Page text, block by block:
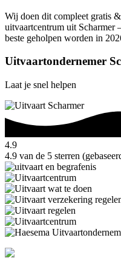
Wij doen dit compleet gratis
uitvaartcentrum uit Scharmer
beste geholpen worden in
Uitvaartondernemer
Laat je snel helpen
4.9
4.9 van de 5 sterren